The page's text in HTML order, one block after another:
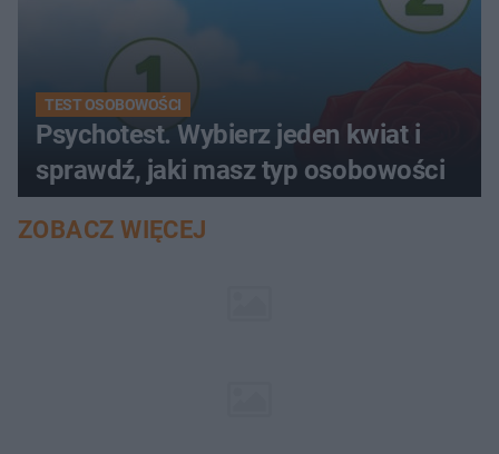
TEST OSOBOWOŚCI
Psychotest. Wybierz jeden kwiat i
sprawdź, jaki masz typ osobowości
ZOBACZ WIĘCEJ